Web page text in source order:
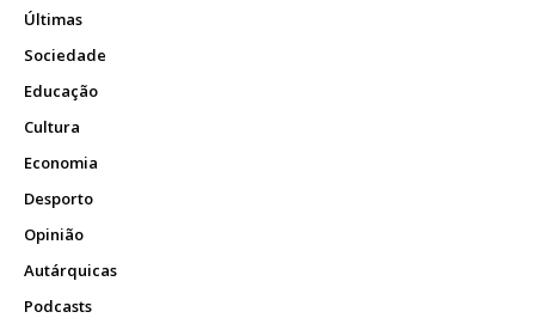
Últimas
Sociedade
Educação
Cultura
Economia
Desporto
Opinião
Autárquicas
Podcasts